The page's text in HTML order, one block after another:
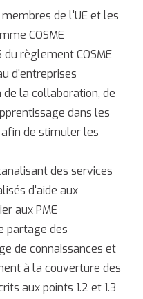
de l'UE et les
COSME
règlement COSME
d'entreprises
la collaboration, de
dans les
de stimuler les
des services
d'aide aux
aux PME
partage des
de connaissances et
à la couverture des
aux points 1.2 et 1.3